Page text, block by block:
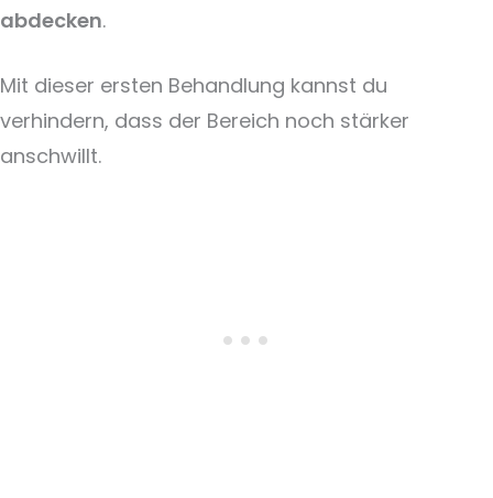
abdecken.
Mit dieser ersten Behandlung kannst du
verhindern, dass der Bereich noch stärker
anschwillt.